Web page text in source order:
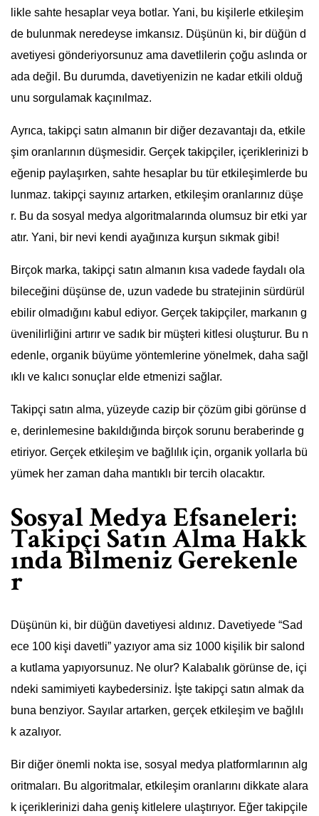
likle sahte hesaplar veya botlar. Yani, bu kişilerle etkileşim
de bulunmak neredeyse imkansız. Düşünün ki, bir düğün d
avetiyesi gönderiyorsunuz ama davetlilerin çoğu aslında or
ada değil. Bu durumda, davetiyenizin ne kadar etkili olduğ
unu sorgulamak kaçınılmaz.
Ayrıca, takipçi satın almanın bir diğer dezavantajı da, etkile
şim oranlarının düşmesidir. Gerçek takipçiler, içeriklerinizi b
eğenip paylaşırken, sahte hesaplar bu tür etkileşimlerde bu
lunmaz. takipçi sayınız artarken, etkileşim oranlarınız düşe
r. Bu da sosyal medya algoritmalarında olumsuz bir etki yar
atır. Yani, bir nevi kendi ayağınıza kurşun sıkmak gibi!
Birçok marka, takipçi satın almanın kısa vadede faydalı ola
bileceğini düşünse de, uzun vadede bu stratejinin sürdürül
ebilir olmadığını kabul ediyor. Gerçek takipçiler, markanın g
üvenilirliğini artırır ve sadık bir müşteri kitlesi oluşturur. Bu n
edenle, organik büyüme yöntemlerine yönelmek, daha sağl
ıklı ve kalıcı sonuçlar elde etmenizi sağlar.
Takipçi satın alma, yüzeyde cazip bir çözüm gibi görünse d
e, derinlemesine bakıldığında birçok sorunu beraberinde g
etiriyor. Gerçek etkileşim ve bağlılık için, organik yollarla bü
yümek her zaman daha mantıklı bir tercih olacaktır.
Sosyal Medya Efsaneleri:
Takipçi Satın Alma Hakk
ında Bilmeniz Gerekenle
r
Düşünün ki, bir düğün davetiyesi aldınız. Davetiyede “Sad
ece 100 kişi davetli” yazıyor ama siz 1000 kişilik bir salond
a kutlama yapıyorsunuz. Ne olur? Kalabalık görünse de, içi
ndeki samimiyeti kaybedersiniz. İşte takipçi satın almak da
buna benziyor. Sayılar artarken, gerçek etkileşim ve bağlılı
k azalıyor.
Bir diğer önemli nokta ise, sosyal medya platformlarının alg
oritmaları. Bu algoritmalar, etkileşim oranlarını dikkate alara
k içeriklerinizi daha geniş kitlelere ulaştırıyor. Eğer takipçile